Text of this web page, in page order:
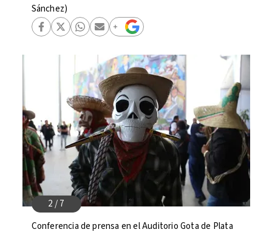
Sánchez)
Conferencia de prensa en el Auditorio Gota de Plata